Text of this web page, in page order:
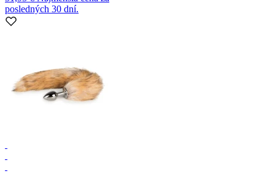
posledných 30 dní.